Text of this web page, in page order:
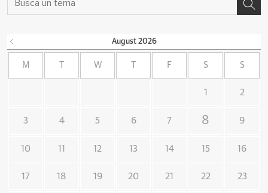
August 2026
M W F S S
1 2
3 4 5 6 7 8 9
10 11 12 13 14 15 16
17 18 19 20 21 22 23